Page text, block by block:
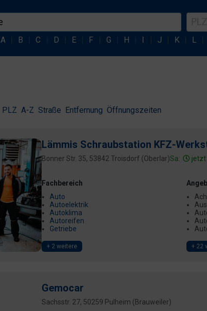
A B C D E F G H I J K L
PLZ A-Z Straße Entfernung Öffnungszeiten
Lämmis Schraubstation KFZ-
Bonner Str. 35, 53842 Troisdorf (Oberlar)Sa:
Fachbereich
Auto
Autoelektrik
Autoklima
Autoreifen
Getriebe
+ 2 weitere + 22
Gemocar
Sachsstr. 27, 50259 Pulheim (Brauweiler)